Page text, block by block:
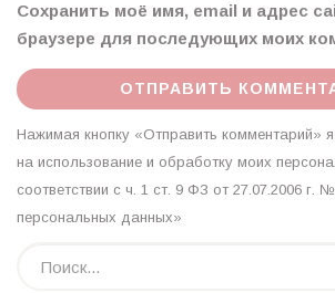
Сохранить моё имя, email и адрес
браузере для последующих моих
Нажимая кнопку «Отправить комментарий»
на использование и обработку моих
соответствии с ч. 1 ст. 9 ФЗ от 27.07.2006 г.
персональных данных»